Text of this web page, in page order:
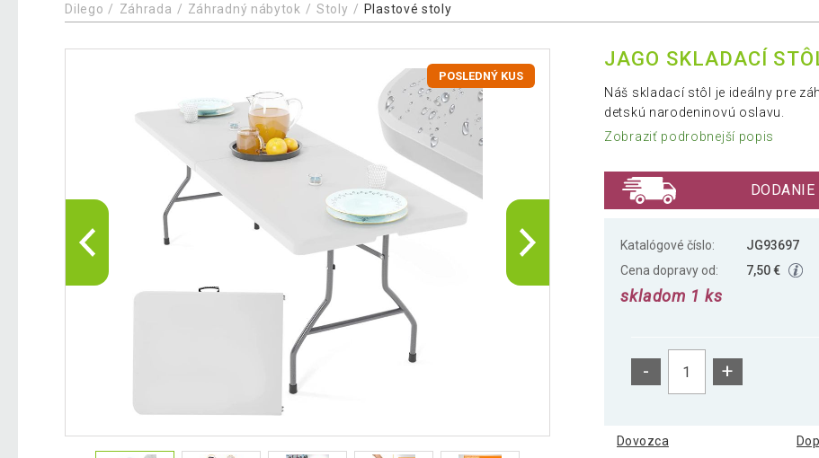
Dilego Záhrada Záhradný nábytok Stoly Plastové stoly
POSLEDNÝ KUS
JAGO SKLADACÍ
Náš skladací stôl je ideálny pre
detskú narodeninovú oslavu.
Zobraziť podrobnejší popis
Katalógové číslo:
JG93697
Cena dopravy od:
7,50 €
skladom 1 ks
- +
Dovozca